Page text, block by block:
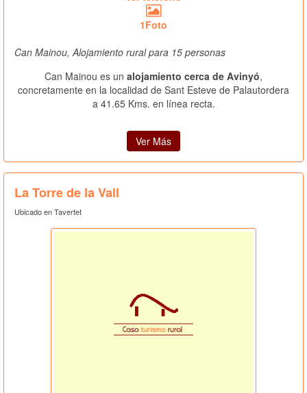
1Foto
Can Mainou, Alojamiento rural para 15 personas
Can Mainou es un alojamiento cerca de Avinyó,
concretamente en la localidad de Sant Esteve de Palautordera
a 41.65 Kms. en línea recta.
Ver Más
La Torre de la Vall
Ubicado en Tavertet